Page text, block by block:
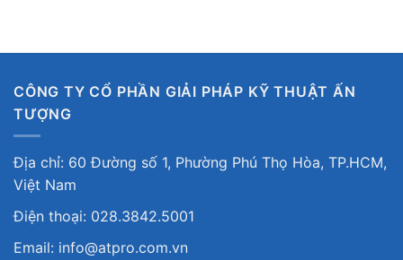
CÔNG TY CỔ PHẦN GIẢI PHÁP KỸ THUẬT ẤN
TƯỢNG
Địa chỉ: 60 Đường số 1, Phường Phú Thọ Hòa, TP.HCM,
Việt Nam
Điện thoại: 028.3842.5001
Email: info@atpro.com.vn